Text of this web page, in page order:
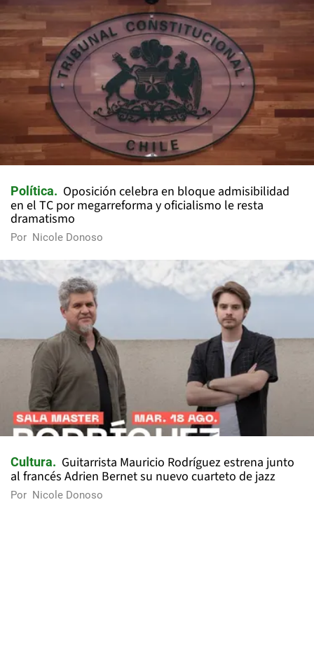
Política
Oposición celebra en bloque admisibilidad
en el TC por megarreforma y oficialismo le resta
dramatismo
Por Nicole Donoso
Cultura
Guitarrista Mauricio Rodríguez estrena junto
al francés Adrien Bernet su nuevo cuarteto de jazz
Por Nicole Donoso